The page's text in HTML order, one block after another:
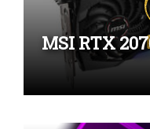
MSI RTX